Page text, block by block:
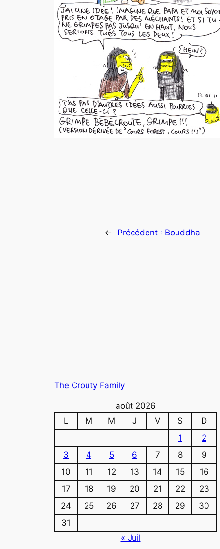
← Précédent : Bouddha
The Crouty Family
août 2026
L
M M J V S
D
1
2
3
4 5 6 7 8
9
10
11 12 13 14 15
16
17
18 19 20 21 22
23
24
25 26 27 28 29
30
31
« Juil